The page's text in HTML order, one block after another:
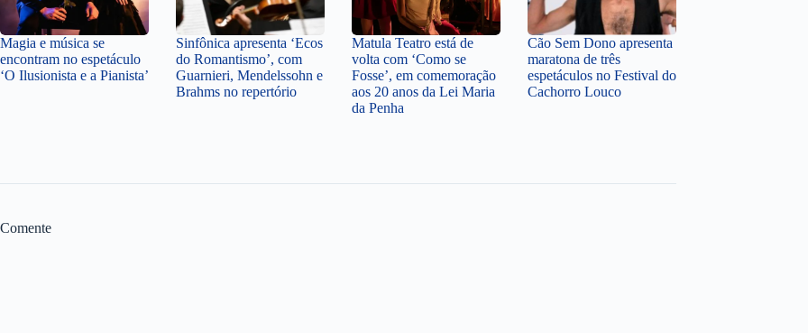
Magia e música se
encontram no espetáculo
‘O Ilusionista e a Pianista’
Sinfônica apresenta ‘Ecos
do Romantismo’, com
Guarnieri, Mendelssohn e
Brahms no repertório
Matula Teatro está de
volta com ‘Como se
Fosse’, em comemoração
aos 20 anos da Lei Maria
da Penha
Cão Sem Dono apresenta
maratona de três
espetáculos no Festival do
Cachorro Louco
Comente